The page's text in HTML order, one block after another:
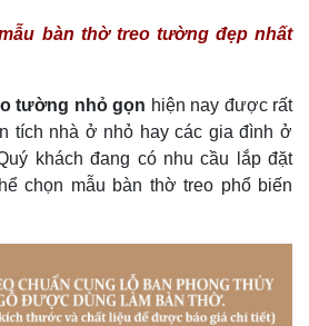
bàn thờ treo tường đẹp nhất
tường nhỏ gọn hiện nay được rất
tích nhà ở nhỏ hay các gia đình ở
khách đang có nhu cầu lắp đặt
chọn mẫu bàn thờ treo phổ biến